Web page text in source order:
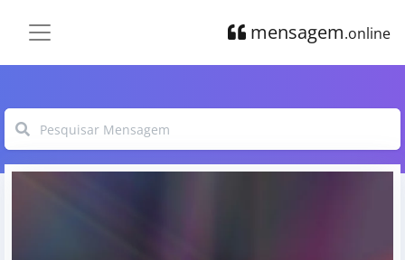
mensagem.online